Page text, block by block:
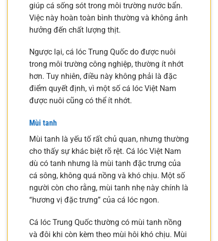
giúp cá sống sót trong môi trường nước bẩn.
Việc này hoàn toàn bình thường và không ảnh
hưởng đến chất lượng thịt.
Ngược lại, cá lóc Trung Quốc do được nuôi
trong môi trường công nghiệp, thường ít nhớt
hơn. Tuy nhiên, điều này không phải là đặc
điểm quyết định, vì một số cá lóc Việt Nam
được nuôi cũng có thể ít nhớt.
Mùi tanh
Mùi tanh là yếu tố rất chủ quan, nhưng thường
cho thấy sự khác biệt rõ rệt. Cá lóc Việt Nam
dù có tanh nhưng là mùi tanh đặc trưng của
cá sông, không quá nồng và khó chịu. Một số
người còn cho rằng, mùi tanh nhẹ này chính là
“hương vị đặc trưng” của cá lóc ngon.
Cá lóc Trung Quốc thường có mùi tanh nồng
và đôi khi còn kèm theo mùi hôi khó chịu. Mùi